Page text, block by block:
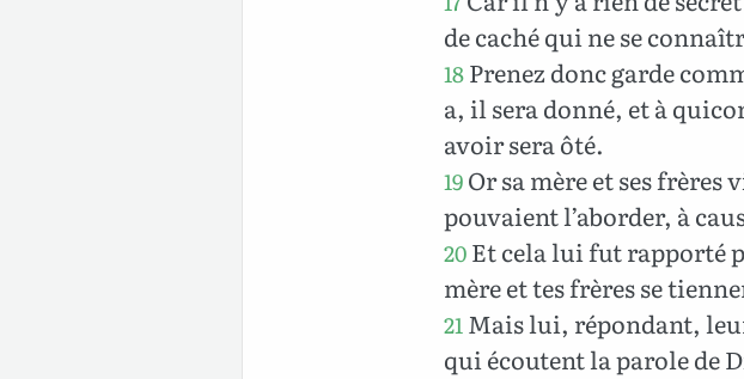
de caché qui ne se
18Prenez donc garde
a, il sera donné, et à
avoir sera ôté.
19Or sa mère et ses
pouvaient l’aborder, à
20Et cela lui fut rapporté
mère et tes frères se
21Mais lui, répondant,
qui écoutent la parole de